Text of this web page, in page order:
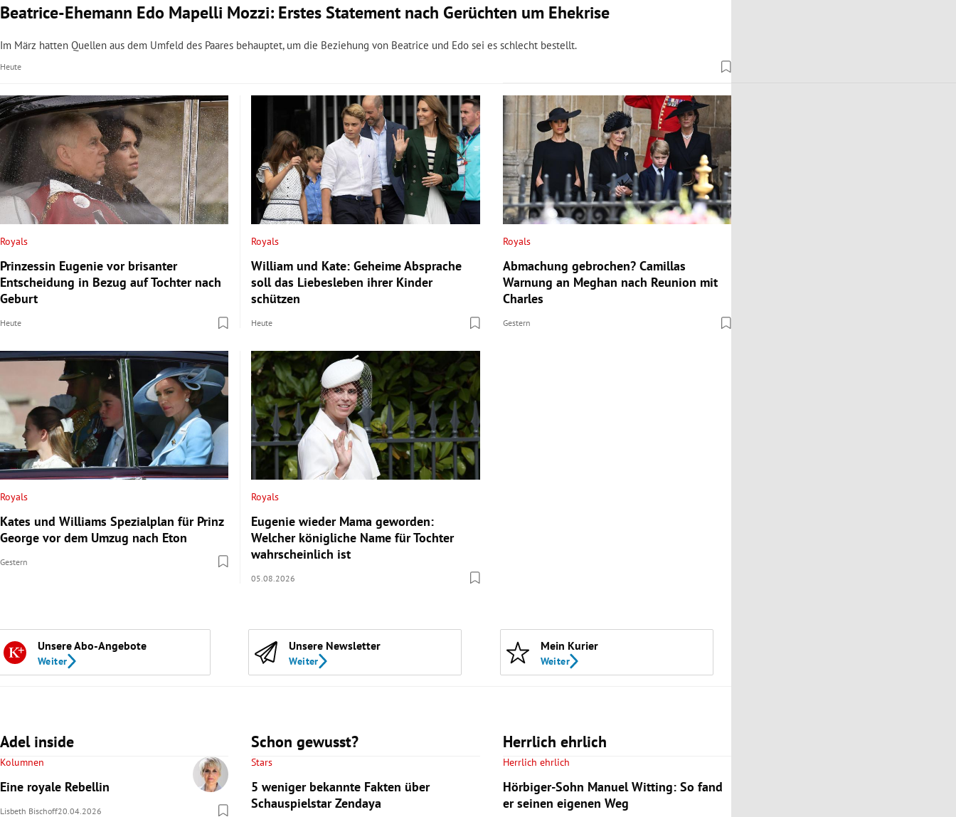
Beatrice-Ehemann Edo Mapelli Mozzi: Erstes Statement nach Gerüchten um Ehekrise
Im März hatten Quellen aus dem Umfeld des Paares behauptet, um die Beziehung von Beatrice und Edo sei es schlecht bestellt.
Heute
Royals
Prinzessin Eugenie vor brisanter
Entscheidung in Bezug auf Tochter nach
Geburt
Heute
Royals
William und Kate: Geheime Absprache
soll das Liebesleben ihrer Kinder
schützen
Heute
Royals
Abmachung gebrochen? Camillas
Warnung an Meghan nach Reunion mit
Charles
Gestern
Royals
Kates und Williams Spezialplan für Prinz
George vor dem Umzug nach Eton
Gestern
Royals
Eugenie wieder Mama geworden:
Welcher königliche Name für Tochter
wahrscheinlich ist
05.08.2026
Unsere Abo-Angebote
Weiter
Unsere Newsletter
Weiter
Mein Kurier
Weiter
Adel inside
Kolumnen
Eine royale Rebellin
Lisbeth Bischoff20.04.2026
Schon gewusst?
Stars
5 weniger bekannte Fakten über
Schauspielstar Zendaya
Herrlich ehrlich
Herrlich ehrlich
Hörbiger-Sohn Manuel Witting: So fand
er seinen eigenen Weg